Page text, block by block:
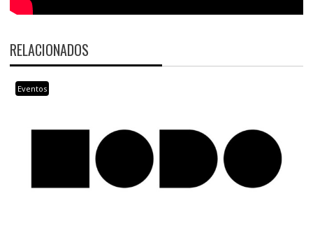
RELACIONADOS
Eventos